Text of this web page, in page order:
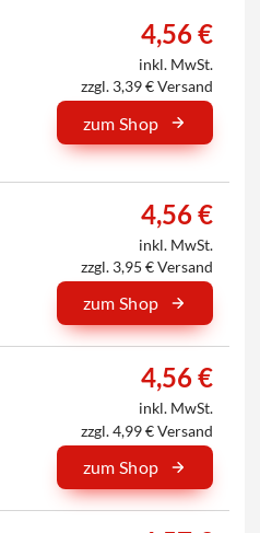
4,56 €
inkl. MwSt.
zzgl. 3,39 € Versand
zum Shop
4,56 €
inkl. MwSt.
zzgl. 3,95 € Versand
zum Shop
4,56 €
inkl. MwSt.
zzgl. 4,99 € Versand
zum Shop